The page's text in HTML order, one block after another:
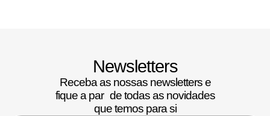
Newsletters
Receba as nossas newsletters e
fique a par de todas as novidades
que temos para si